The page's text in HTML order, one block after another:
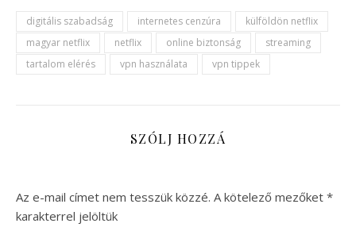
digitális szabadság internetes cenzúra
külföldön netflix
magyar netflix
netflix online biztonság
streaming
tartalom elérés
vpn használata vpn tippek
SZÓLJ HOZZÁ
Az e-mail címet nem tesszük közzé. A kötelező mezőket *
karakterrel jelöltük